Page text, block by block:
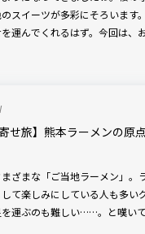
スイーツが多彩にそろいます
運んでくれるはず。今回は、
せ旅】熊本ラーメンの原
ざまな「ご当地ラーメン」。
て楽しみにしている人も多い
運ぶのも難しい……。と嘆い